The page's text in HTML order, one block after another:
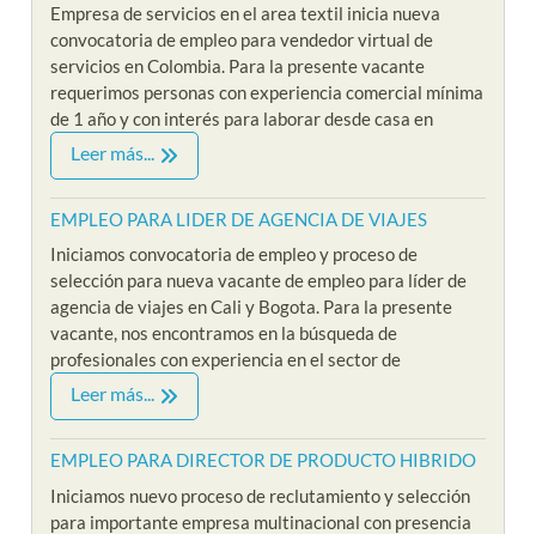
Empresa de servicios en el area textil inicia nueva
convocatoria de empleo para vendedor virtual de
servicios en Colombia. Para la presente vacante
requerimos personas con experiencia comercial mínima
de 1 año y con interés para laborar desde casa en
Leer más...
EMPLEO PARA LIDER DE AGENCIA DE VIAJES
Iniciamos convocatoria de empleo y proceso de
selección para nueva vacante de empleo para líder de
agencia de viajes en Cali y Bogota. Para la presente
vacante, nos encontramos en la búsqueda de
profesionales con experiencia en el sector de
Leer más...
EMPLEO PARA DIRECTOR DE PRODUCTO HIBRIDO
Iniciamos nuevo proceso de reclutamiento y selección
para importante empresa multinacional con presencia